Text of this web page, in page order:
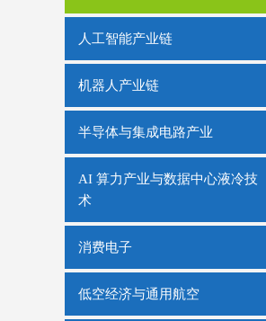
人工智能产业链
机器人产业链
半导体与集成电路产业
AI 算力产业与数据中心液冷技
术
消费电子
低空经济与通用航空